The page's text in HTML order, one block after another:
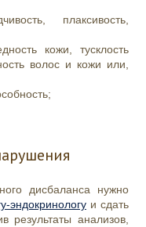
плаксивость,
кожи, тусклость
волос и кожи или,
дисбаланса нужно
эндокринологуи сдать
результаты анализов,